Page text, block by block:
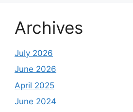
Archives
July 2026
June 2026
April 2025
June 2024